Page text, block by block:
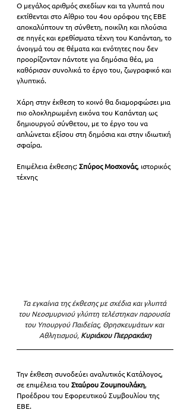
Ο μεγάλος αριθμός σχεδίων και τα γλυπτά που
εκτίθενται στο Αίθριο του 4ου ορόφου της ΕΒΕ
αποκαλύπτουν τη σύνθετη, ποικίλη και πλούσια
σε πηγές και ερεθίσματα τέχνη του Καπάνταη, το
άνοιγμά του σε θέματα και ενότητες που δεν
προορίζονταν πάντοτε για δημόσια θέα, μα
καθόρισαν συνολικά το έργο του, ζωγραφικό και
γλυπτικό.
Χάρη στην έκθεση το κοινό θα διαμορφώσει μια
πιο ολοκληρωμένη εικόνα του Καπάνταη ως
δημιουργού σύνθετου, με το έργο του να
απλώνεται εξίσου στη δημόσια και στην ιδιωτική
σφαίρα.
Επιμέλεια έκθεσης: Σπύρος Μοσχονάς, ιστορικός
τέχνης
Τα εγκαίνια της έκθεσης με σχέδια και γλυπτά
του Νεοσμυρνιού γλύπτη τελέστηκαν παρουσία
του Υπουργού Παιδείας, Θρησκευμάτων και
Αθλητισμού, Κυριάκου Πιερρακάκη
Την έκθεση συνοδεύει αναλυτικός Κατάλογος,
σε επιμέλεια του Σταύρου Ζουμπουλάκη,
Προέδρου του Εφορευτικού Συμβουλίου της
ΕΒΕ.